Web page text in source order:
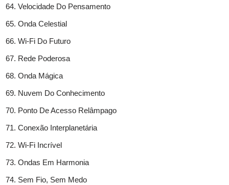
Velocidade Do Pensamento
Onda Celestial
Wi-Fi Do Futuro
Rede Poderosa
Onda Mágica
Nuvem Do Conhecimento
Ponto De Acesso Relâmpago
Conexão Interplanetária
Wi-Fi Incrível
Ondas Em Harmonia
Sem Fio, Sem Medo